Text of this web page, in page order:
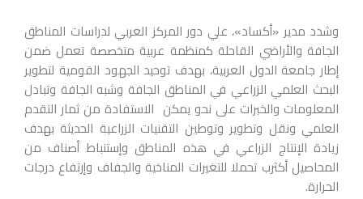
وشدد مدير «أكساد»، علي دور المركز العربي لدراسات المناطق
الجافة والأراضي القاحلة كمنظمة عربية متخصصة تعمل ضمن
إطار جامعة الدول العربية، بهدف توحيد الجهود القومية لتطوير
البحث العلمي الزراعي في المناطق الجافة وشبه الجافة وتبادل
المعلومات والخبرات على نحو يمكن الاستفادة من ثمار التقدم
العلمي ونقل وتطوير وتوطين التقنيات الزراعية الحديثة بهدف
زيادة الإنتاج الزراعي في هذه المناطق وإستنباط أصناف من
المحاصيل أكثرب تحملا للتغيرات المناخية والجفاف وإرتفاع درجات
الحرارة.